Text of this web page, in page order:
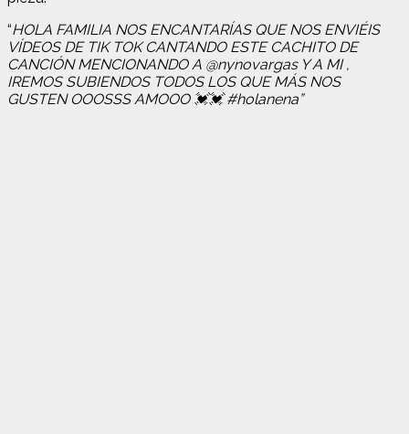
“HOLA FAMILIA NOS ENCANTARÍAS QUE NOS ENVIÉIS
VÍDEOS DE TIK TOK CANTANDO ESTE CACHITO DE
CANCIÓN MENCIONANDO A @nynovargas Y A MI ,
IREMOS SUBIENDOS TODOS LOS QUE MÁS NOS
GUSTEN OOOSSS AMOOO 💓💓 #holanena”